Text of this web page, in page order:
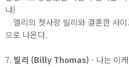
냐)
앨리의 첫사랑 빌리와 결혼한 사
으로 나온다.
7. 빌리 (Billy Thomas) - 나는 이